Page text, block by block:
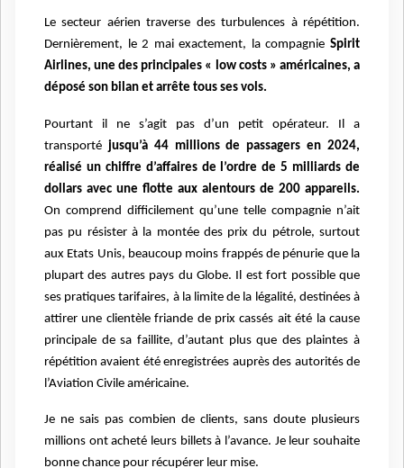
Le secteur aérien traverse des turbulences à répétition.
Dernièrement, le 2 mai exactement, la compagnie Spirit
Airlines, une des principales « low costs » américaines, a
déposé son bilan et arrête tous ses vols.
Pourtant il ne s’agit pas d’un petit opérateur. Il a
transporté jusqu’à 44 millions de passagers en 2024,
réalisé un chiffre d’affaires de l’ordre de 5 milliards de
dollars avec une flotte aux alentours de 200 appareils.
On comprend difficilement qu’une telle compagnie n’ait
pas pu résister à la montée des prix du pétrole, surtout
aux Etats Unis, beaucoup moins frappés de pénurie que la
plupart des autres pays du Globe. Il est fort possible que
ses pratiques tarifaires, à la limite de la légalité, destinées à
attirer une clientèle friande de prix cassés ait été la cause
principale de sa faillite, d’autant plus que des plaintes à
répétition avaient été enregistrées auprès des autorités de
l’Aviation Civile américaine.
Je ne sais pas combien de clients, sans doute plusieurs
millions ont acheté leurs billets à l’avance. Je leur souhaite
bonne chance pour récupérer leur mise.